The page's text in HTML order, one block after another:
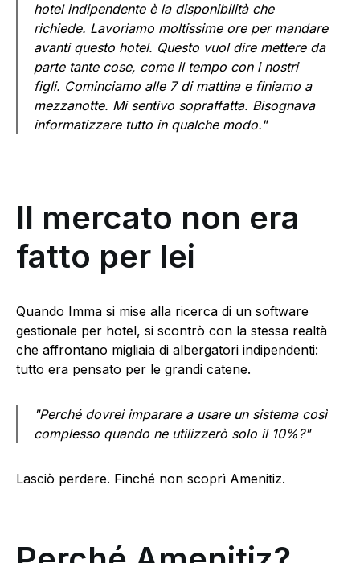
hotel indipendente è la disponibilità che
richiede. Lavoriamo moltissime ore per mandare
avanti questo hotel. Questo vuol dire mettere da
parte tante cose, come il tempo con i nostri
figli. Cominciamo alle 7 di mattina e finiamo a
mezzanotte. Mi sentivo sopraffatta. Bisognava
informatizzare tutto in qualche modo."
Il mercato non era
fatto per lei
Quando Imma si mise alla ricerca di un software
gestionale per hotel, si scontrò con la stessa realtà
che affrontano migliaia di albergatori indipendenti:
tutto era pensato per le grandi catene.
"Perché dovrei imparare a usare un sistema così
complesso quando ne utilizzerò solo il 10%?"
Lasciò perdere. Finché non scoprì Amenitiz.